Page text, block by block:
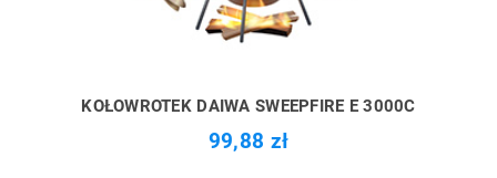
KOŁOWROTEK DAIWA SWEEPFIRE E 3000C
99,88 zł